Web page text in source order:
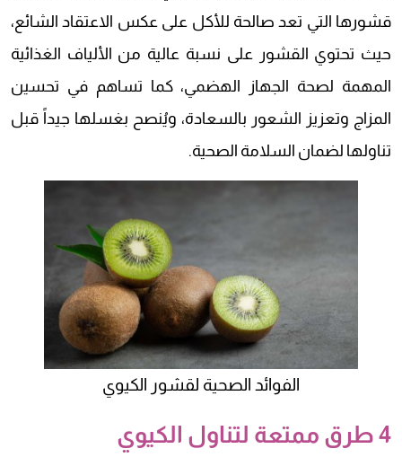
قشورها التي تعد صالحة للأكل على عكس الاعتقاد الشائع،
حيث تحتوي القشور على نسبة عالية من الألياف الغذائية
المهمة لصحة الجهاز الهضمي، كما تساهم في تحسين
المزاج وتعزيز الشعور بالسعادة، ويُنصح بغسلها جيداً قبل
تناولها لضمان السلامة الصحية.
الفوائد الصحية لقشور الكيوي
4 طرق ممتعة لتناول الكيوي